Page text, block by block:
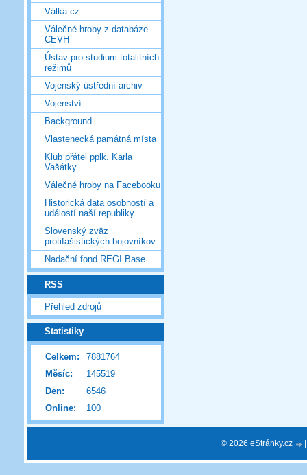
Válka.cz
Válečné hroby z databáze
CEVH
Ústav pro studium totalitních
režimů
Vojenský ústřední archiv
Vojenství
Background
Vlastenecká památná místa
Klub přátel pplk. Karla
Vašátky
Válečné hroby na Facebooku
Historická data osobností a
událostí naší republiky
Slovenský zväz
protifašistických bojovníkov
Nadační fond REGI Base
RSS
Přehled zdrojů
Statistiky
Online: 100
Celkem:
7881764
Měsíc:
145519
Den:
6546
© 2026 eStránky.cz